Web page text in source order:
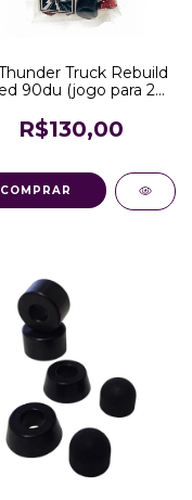
Truck Rebuild
90du (jogo para 2
R$130,00